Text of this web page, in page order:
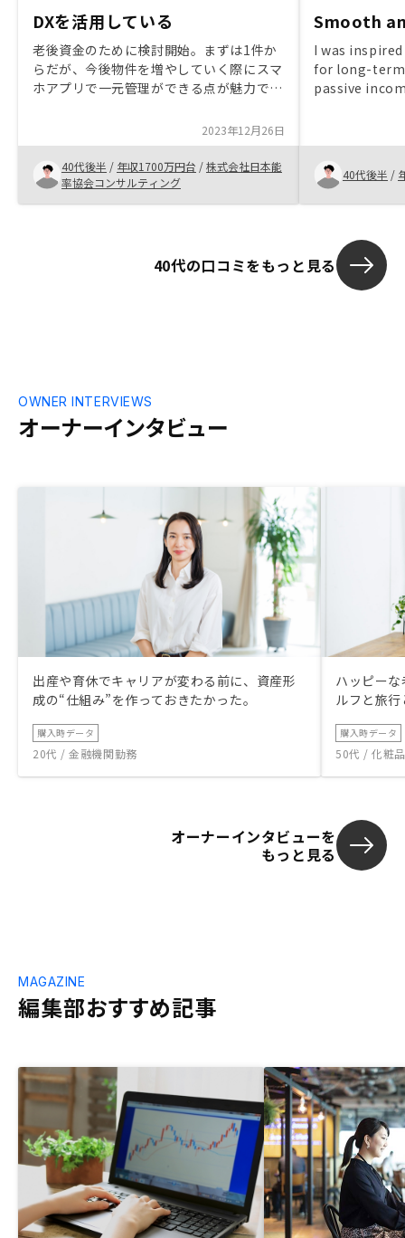
DXを活用している
老後資金のために検討開始。まずは1件か
らだが、今後物件を増やしていく際にスマ
ホアプリで一元管理ができる点が魅力で
顧客へのプロモーションチャネルを持って
いるのも良い点。
2023年12月26日
40代後半 / 年収1700万円台 /株式会社日本能
率協会コンサルティング
Smooth
I was
for long-
passive
customer
considering
thorough
market
process and
40代後半 /
40代の口コミをもっと見る
オーナーインタビュー
OWNER INTERVIEWS
出産や育休でキャリアが変わる前に、資産形
成の“仕組み”を作っておきたかった。
購入時データ
20代 / 金融機関勤務
ハッピー
ルフと旅
購入時データ
50代 / 化粧
オーナーインタビューを
もっと見る
編集部おすすめ記事
MAGAZINE